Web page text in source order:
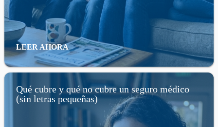
LEER AHORA
Qué cubre y qué no cubre un seguro médico
(sin letras pequeñas)